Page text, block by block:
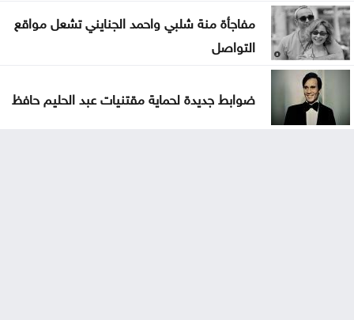
مفاجأة منة شلبي واحمد الجنايني تشعل مواقع
التواصل
ضوابط جديدة لحماية مقتنيات عبد الحليم حافظ